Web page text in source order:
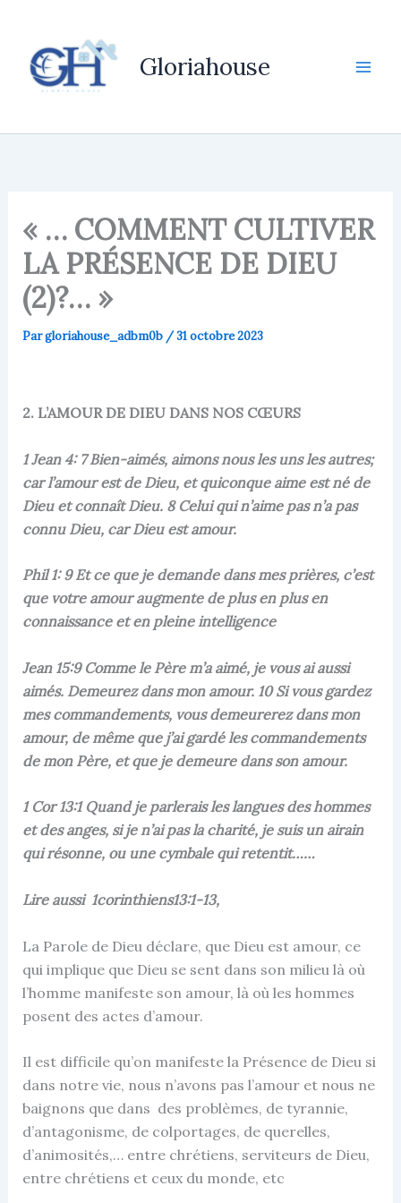
contenu
Gloriahouse
« … COMMENT CULTIVER
LA PRÉSENCE DE DIEU
(2)?… »
Pargloriahouse_adbm0b /31 octobre 2023
2. L’AMOUR DE DIEU DANS NOS CŒURS
1 Jean 4: 7 Bien-aimés, aimons nous les uns les autres;
car l’amour est de Dieu, et quiconque aime est né de
Dieu et connaît Dieu. 8 Celui qui n’aime pas n’a pas
connu Dieu, car Dieu est amour.
Phil 1: 9 Et ce que je demande dans mes prières, c’est
que votre amour augmente de plus en plus en
connaissance et en pleine intelligence
Jean 15:9 Comme le Père m’a aimé, je vous ai aussi
aimés. Demeurez dans mon amour. 10 Si vous gardez
mes commandements, vous demeurerez dans mon
amour, de même que j’ai gardé les commandements
de mon Père, et que je demeure dans son amour.
1 Cor 13:1 Quand je parlerais les langues des hommes
et des anges, si je n’ai pas la charité, je suis un airain
qui résonne, ou une cymbale qui retentit……
Lire aussi 1corinthiens13:1-13,
La Parole de Dieu déclare, que Dieu est amour, ce
qui implique que Dieu se sent dans son milieu là où
l’homme manifeste son amour, là où les hommes
posent des actes d’amour.
Il est difficile qu’on manifeste la Présence de Dieu si
dans notre vie, nous n’avons pas l’amour et nous ne
baignons que dans des problèmes, de tyrannie,
d’antagonisme, de colportages, de querelles,
d’animosités,… entre chrétiens, serviteurs de Dieu,
entre chrétiens et ceux du monde, etc